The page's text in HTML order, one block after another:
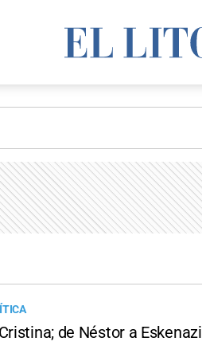
de Néstor a Eskenazi